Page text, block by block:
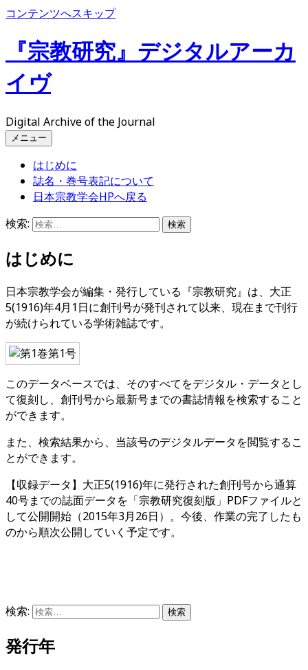
コンテンツへスキップ
『宗教研究』デジタルアーカ
イヴ
Digital Archive of the Journal
メニュー
はじめに
誌名・巻号表記について
日本宗教学会HPへ戻る
検索:
はじめに
日本宗教学会が編集・発行している『宗教研究』は、大正
5(1916)年4月1日に創刊号が発刊されて以来、現在まで刊行
が続けられている学術雑誌です。
このデータベースでは、そのすべてをデジタル・データとし
て復刻し、創刊号から最新号までの書誌情報を検索すること
ができます。
また、検索結果から、当該号のデジタルデータを閲覧するこ
とができます。
【収録データ】大正5(1916)年に発行された創刊号から通算
40号までの誌面データを「宗教研究復刻版」PDFファイルと
して公開開始（2015年3月26日）。今後、作業の完了したも
のから順次公開していく予定です。
検索:
発行年